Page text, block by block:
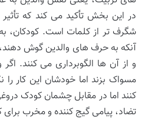
در این بخش تأکید می کند که تأثیر
شگرف تر از کلمات است. کودکان،
آنکه به حرف های والدین گوش دهند،
و از آن ها الگوبرداری می کنند. اگر
مسواک بزند اما خودشان این کار را
کنند اما در مقابل چشمان کودک
تضاد، پیامی گیج کننده و مخرب